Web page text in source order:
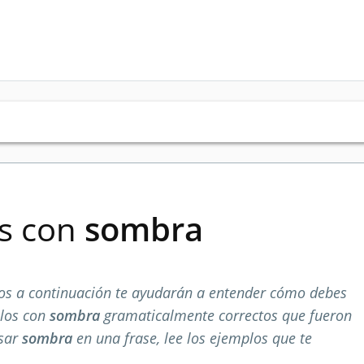
con sombra
a continuación te ayudarán a entender cómo debes
con sombragramaticalmente correctos que fueron
sombra en una frase, lee los ejemplos que te